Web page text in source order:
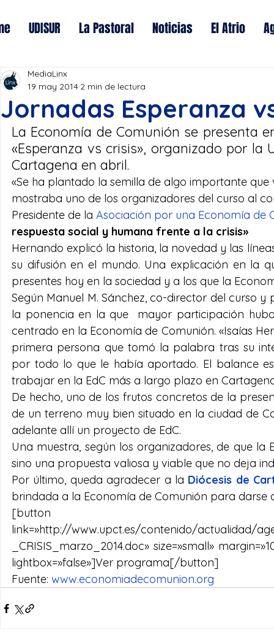
UDISUR La Pastoral Noticias El Atrio
Jornadas Esperanza
MediaLinx
19 may 2014 2 min de lectura
La Economía de Comunión se presenta
«Esperanza vs crisis», organizado por la
Cartagena en abril.
«Se ha plantado la semilla de algo importante
mostraba uno de los organizadores del curso al
Presidente de la Asociación por una Economía de
respuesta social y humana frente a la crisis»
Hernando explicó la historia, la novedad y las
su difusión en el mundo. Una explicación en la
presentes hoy en la sociedad y a los que la
Según Manuel M. Sánchez, co-director del curso
la ponencia en la que  mayor participación
centrado en la Economía de Comunión. «Isaías
primera persona que tomó la palabra tras su
por todo lo que le había aportado. El balance
trabajar en la EdC más a largo plazo en
De hecho, uno de los frutos concretos de la
de un terreno muy bien situado en la ciudad de
adelante allí un proyecto de EdC.
Una muestra, según los organizadores, de que
sino una propuesta valiosa y viable que no deja
Por último, queda agradecer a la Diócesis de
brindada a la Economía de Comunión para darse
[button
link=»http://www.upct.es/contenido/actualidad/
_CRISIS_marzo_2014.doc» size=»small»
lightbox=»false»]Ver programa[/button]
Fuente: www.economiadecomunion.org